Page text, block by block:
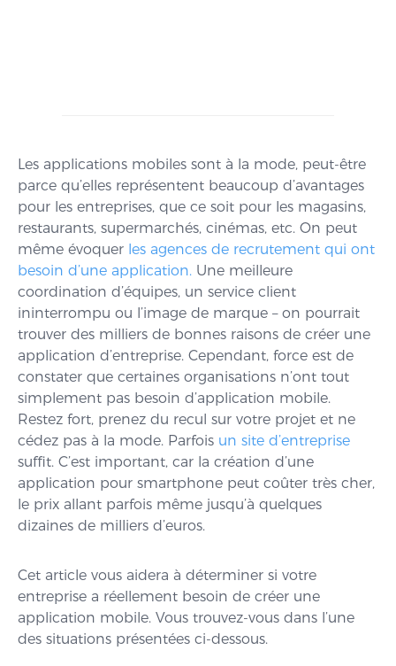
Les applications mobiles sont à la mode, peut-être
parce qu’elles représentent beaucoup d’avantages
pour les entreprises, que ce soit pour les magasins,
restaurants, supermarchés, cinémas, etc. On peut
même évoquer les agences de recrutement qui ont
besoin d’une application. Une meilleure
coordination d’équipes, un service client
ininterrompu ou l’image de marque – on pourrait
trouver des milliers de bonnes raisons de créer une
application d’entreprise. Cependant, force est de
constater que certaines organisations n’ont tout
simplement pas besoin d’application mobile.
Restez fort, prenez du recul sur votre projet et ne
cédez pas à la mode. Parfois un site d’entreprise
suffit. C’est important, car la création d’une
application pour smartphone peut coûter très cher,
le prix allant parfois même jusqu’à quelques
dizaines de milliers d’euros.
Cet article vous aidera à déterminer si votre
entreprise a réellement besoin de créer une
application mobile. Vous trouvez-vous dans l’une
des situations présentées ci-dessous.